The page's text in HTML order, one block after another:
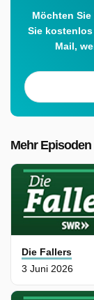
Möchten
Sie
Mail,
Mehr Episoden
Die Fallers
3 Juni 2026